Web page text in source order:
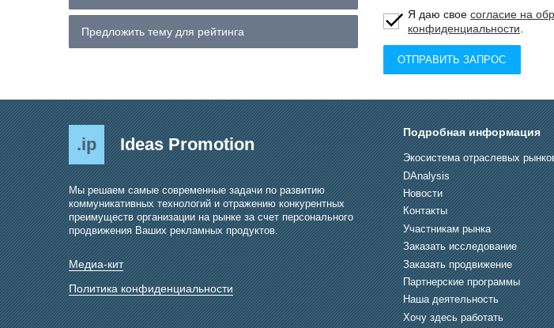
Предложить тему для рейтинга
Я даю свое согласие на
конфиденциальности
ОТПРАВИТЬ ЗАПРОС
.ip Ideas Promotion
Мы решаем самые современные задачи по развитию
коммуникативных технологий и отражению конкурентных
преимуществ организации на рынке за счет персонального
продвижения Ваших рекламных продуктов.
Медиа-кит
Политика конфиденциальности
Подробная информация
Экосистема отраслевых
DAnalysis
Новости
Контакты
Участникам рынка
Заказать исследование
Заказать продвижение
Партнерские программы
Наша деятельность
Хочу здесь работать